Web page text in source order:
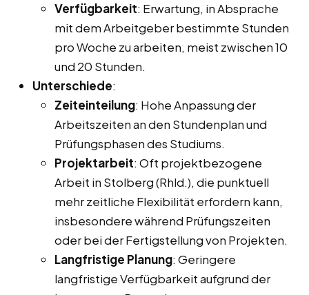
Verfügbarkeit: Erwartung, in Absprache
mit dem Arbeitgeber bestimmte Stunden
pro Woche zu arbeiten, meist zwischen 10
und 20 Stunden.
Unterschiede:
Zeiteinteilung: Hohe Anpassung der
Arbeitszeiten an den Stundenplan und
Prüfungsphasen des Studiums.
Projektarbeit: Oft projektbezogene
Arbeit in Stolberg (Rhld.), die punktuell
mehr zeitliche Flexibilität erfordern kann,
insbesondere während Prüfungszeiten
oder bei der Fertigstellung von Projekten.
Langfristige Planung: Geringere
langfristige Verfügbarkeit aufgrund der